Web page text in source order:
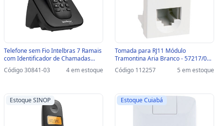
Telefone sem Fio Intelbras 7 Ramais
com Identificador de Chamadas
Preto - TS3110-SINOP-03 - 4123110
Código 30841-03 4 em estoque
Tomada para RJ11 Módulo
Tramontina Aria Branco - 57217/051
- 57217/051
Código 112257 5 em estoque
Estoque SINOP Estoque Cuiabá